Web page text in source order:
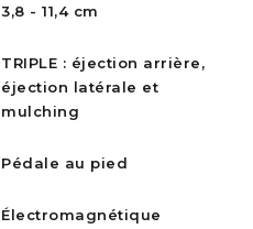
3,8 - 11,4 cm
TRIPLE : éjection arrière,
éjection latérale et
mulching
Pédale au pied
Électromagnétique